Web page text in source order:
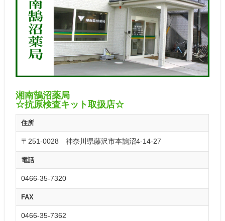
湘南鵠沼薬局
☆抗原検査キット取扱店☆
住所
〒251-0028 神奈川県藤沢市本鵠沼4-14-27
電話
0466-35-7320
FAX
0466-35-7362